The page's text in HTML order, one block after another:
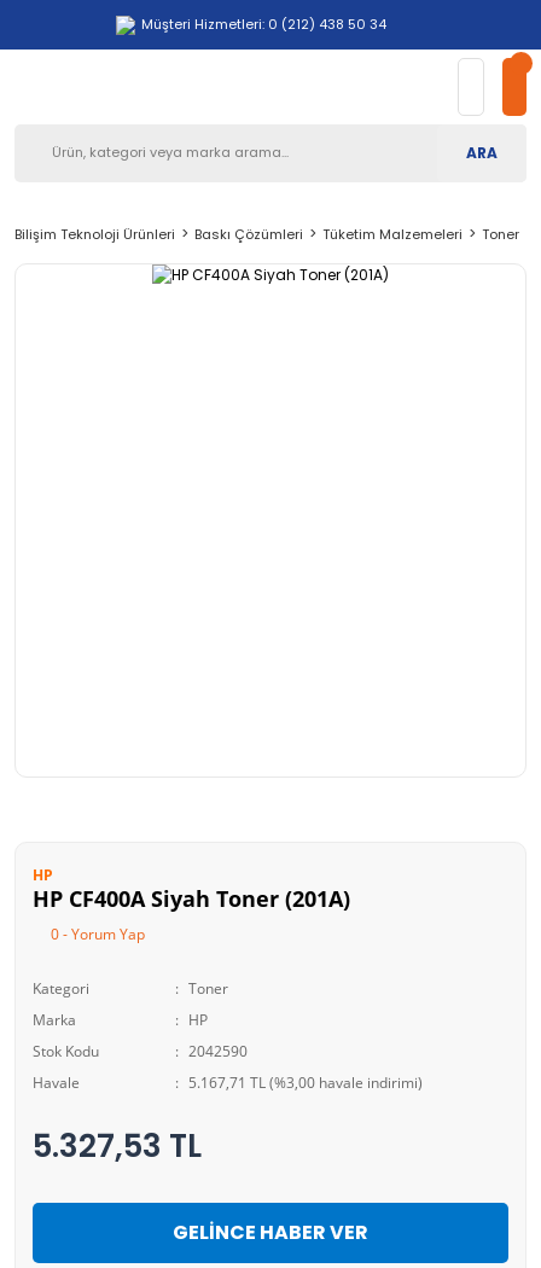
Müşteri Hizmetleri: 0 (212) 438 50 34
ARA
Bilişim Teknoloji Ürünleri Baskı Çözümleri Tüketim Malzemeleri Toner
HP
HP CF400A Siyah Toner (201A)
0 - Yorum Yap
Kategori
Toner
Marka
HP
Stok Kodu
2042590
Havale
5.167,71 TL (%3,00 havale indirimi)
5.327,53 TL
GELİNCE HABER VER